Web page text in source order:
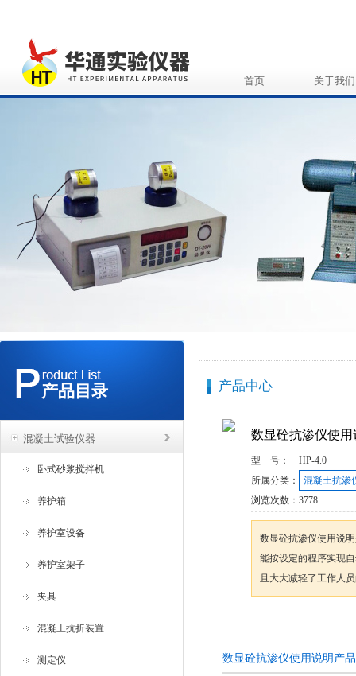
首页 关于我们
产品目录
混凝土试验仪器
卧式砂浆搅拌机
养护箱
养护室设备
养护室架子
夹具
混凝土抗折装置
测定仪
产品中心
数显砼抗渗仪使用
型 号：
HP-4.0
所属分类：
混凝土抗渗
浏览次数： 3778
数显砼抗渗仪使用说
能按设定的程序实现
且大大减轻了工作人
数显砼抗渗仪使用说明产